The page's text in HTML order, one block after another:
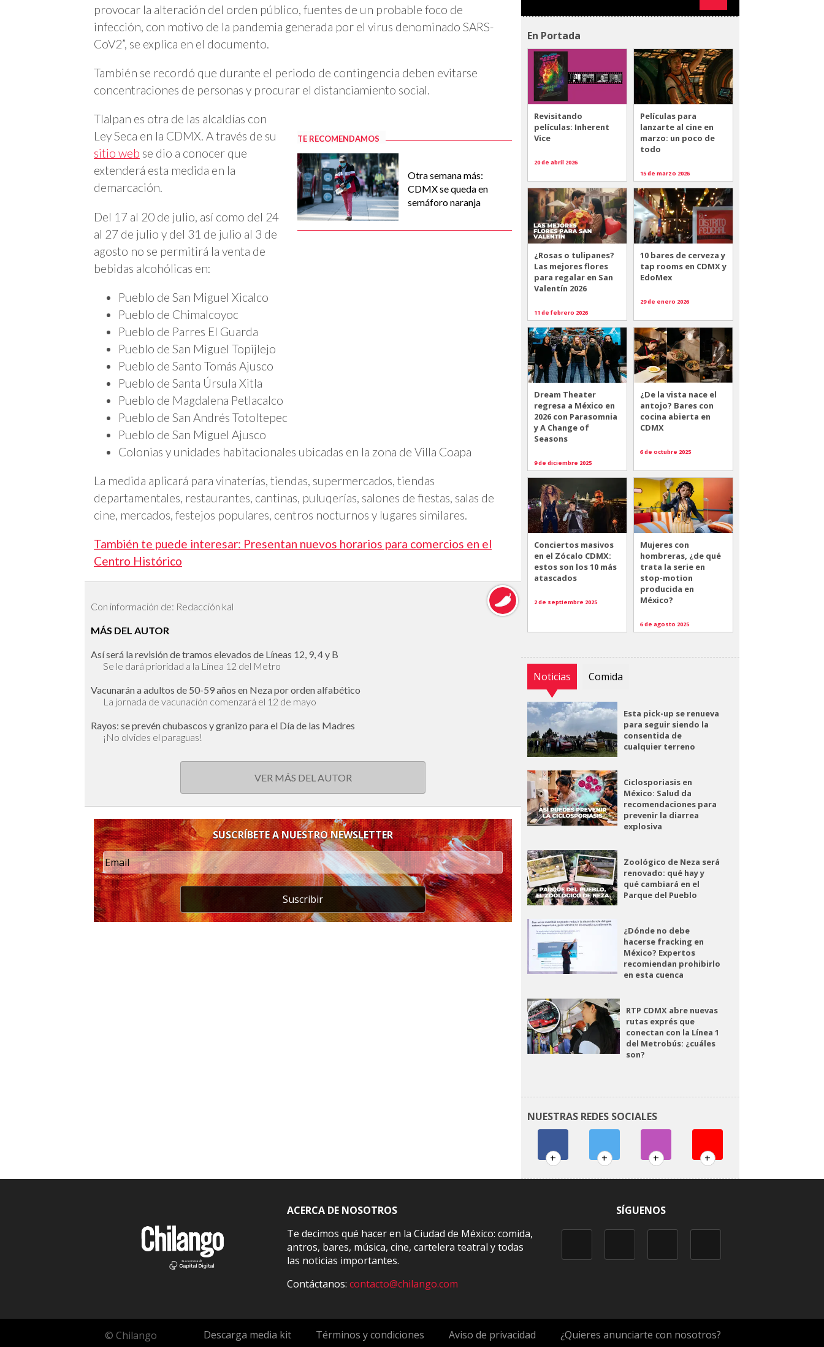
provocar la alteración del orden público, fuentes de un probable foco de
infección, con motivo de la pandemia generada por el virus denominado SARS-
CoV2”, se explica en el documento.
También se recordó que durante el periodo de contingencia deben evitarse
concentraciones de personas y procurar el distanciamiento social.
TE RECOMENDAMOS
Otra semana más:
CDMX se queda en
semáforo naranja
Tlalpan es otra de las alcaldías con
Ley Seca en la CDMX. A través de su
sitio web se dio a conocer que
extenderá esta medida en la
demarcación.
Del 17 al 20 de julio, así como del 24
al 27 de julio y del 31 de julio al 3 de
agosto no se permitirá la venta de
bebidas alcohólicas en:
Pueblo de San Miguel Xicalco
Pueblo de Chimalcoyoc
Pueblo de Parres El Guarda
Pueblo de San Miguel Topijlejo
Pueblo de Santo Tomás Ajusco
Pueblo de Santa Úrsula Xitla
Pueblo de Magdalena Petlacalco
Pueblo de San Andrés Totoltepec
Pueblo de San Miguel Ajusco
Colonias y unidades habitacionales ubicadas en la zona de Villa Coapa
La medida aplicará para vinaterías, tiendas, supermercados, tiendas
departamentales, restaurantes, cantinas, puluqerías, salones de fiestas, salas de
cine, mercados, festejos populares, centros nocturnos y lugares similares.
También te puede interesar: Presentan nuevos horarios para comercios en el
Centro Histórico
Con información de: Redacción kal
MÁS DEL AUTOR
Así será la revisión de tramos elevados de Líneas 12, 9, 4 y B
Se le dará prioridad a la Línea 12 del Metro
Vacunarán a adultos de 50-59 años en Neza por orden alfabético
La jornada de vacunación comenzará el 12 de mayo
Rayos: se prevén chubascos y granizo para el Día de las Madres
¡No olvides el paraguas!
VER MÁS DEL AUTOR
SUSCRÍBETE A NUESTRO NEWSLETTER
Suscribir
En Portada
Revisitando
películas: Inherent
Vice
20 de abril 2026
Películas para
lanzarte al cine en
marzo: un poco de
todo
15 de marzo 2026
¿Rosas o tulipanes?
Las mejores flores
para regalar en San
Valentín 2026
11 de febrero 2026
10 bares de cerveza y
tap rooms en CDMX y
EdoMex
29 de enero 2026
Dream Theater
regresa a México en
2026 con Parasomnia
y A Change of
Seasons
9 de diciembre 2025
¿De la vista nace el
antojo? Bares con
cocina abierta en
CDMX
6 de octubre 2025
Conciertos masivos
en el Zócalo CDMX:
estos son los 10 más
atascados
2 de septiembre 2025
Mujeres con
hombreras, ¿de qué
trata la serie en
stop-motion
producida en
México?
6 de agosto 2025
Noticias Comida
Esta pick-up se renueva
para seguir siendo la
consentida de
cualquier terreno
Ciclosporiasis en
México: Salud da
recomendaciones para
prevenir la diarrea
explosiva
Zoológico de Neza será
renovado: qué hay y
qué cambiará en el
Parque del Pueblo
¿Dónde no debe
hacerse fracking en
México? Expertos
recomiendan prohibirlo
en esta cuenca
RTP CDMX abre nuevas
rutas exprés que
conectan con la Línea 1
del Metrobús: ¿cuáles
son?
NUESTRAS REDES SOCIALES
+ + + +
ACERCA DE NOSOTROS
Te decimos qué hacer en la Ciudad de México: comida,
antros, bares, música, cine, cartelera teatral y todas
las noticias importantes.
Contáctanos:contacto@chilango.com
SÍGUENOS
© Chilango Descarga media kit Términos y condiciones Aviso de privacidad ¿Quieres anunciarte con nosotros?